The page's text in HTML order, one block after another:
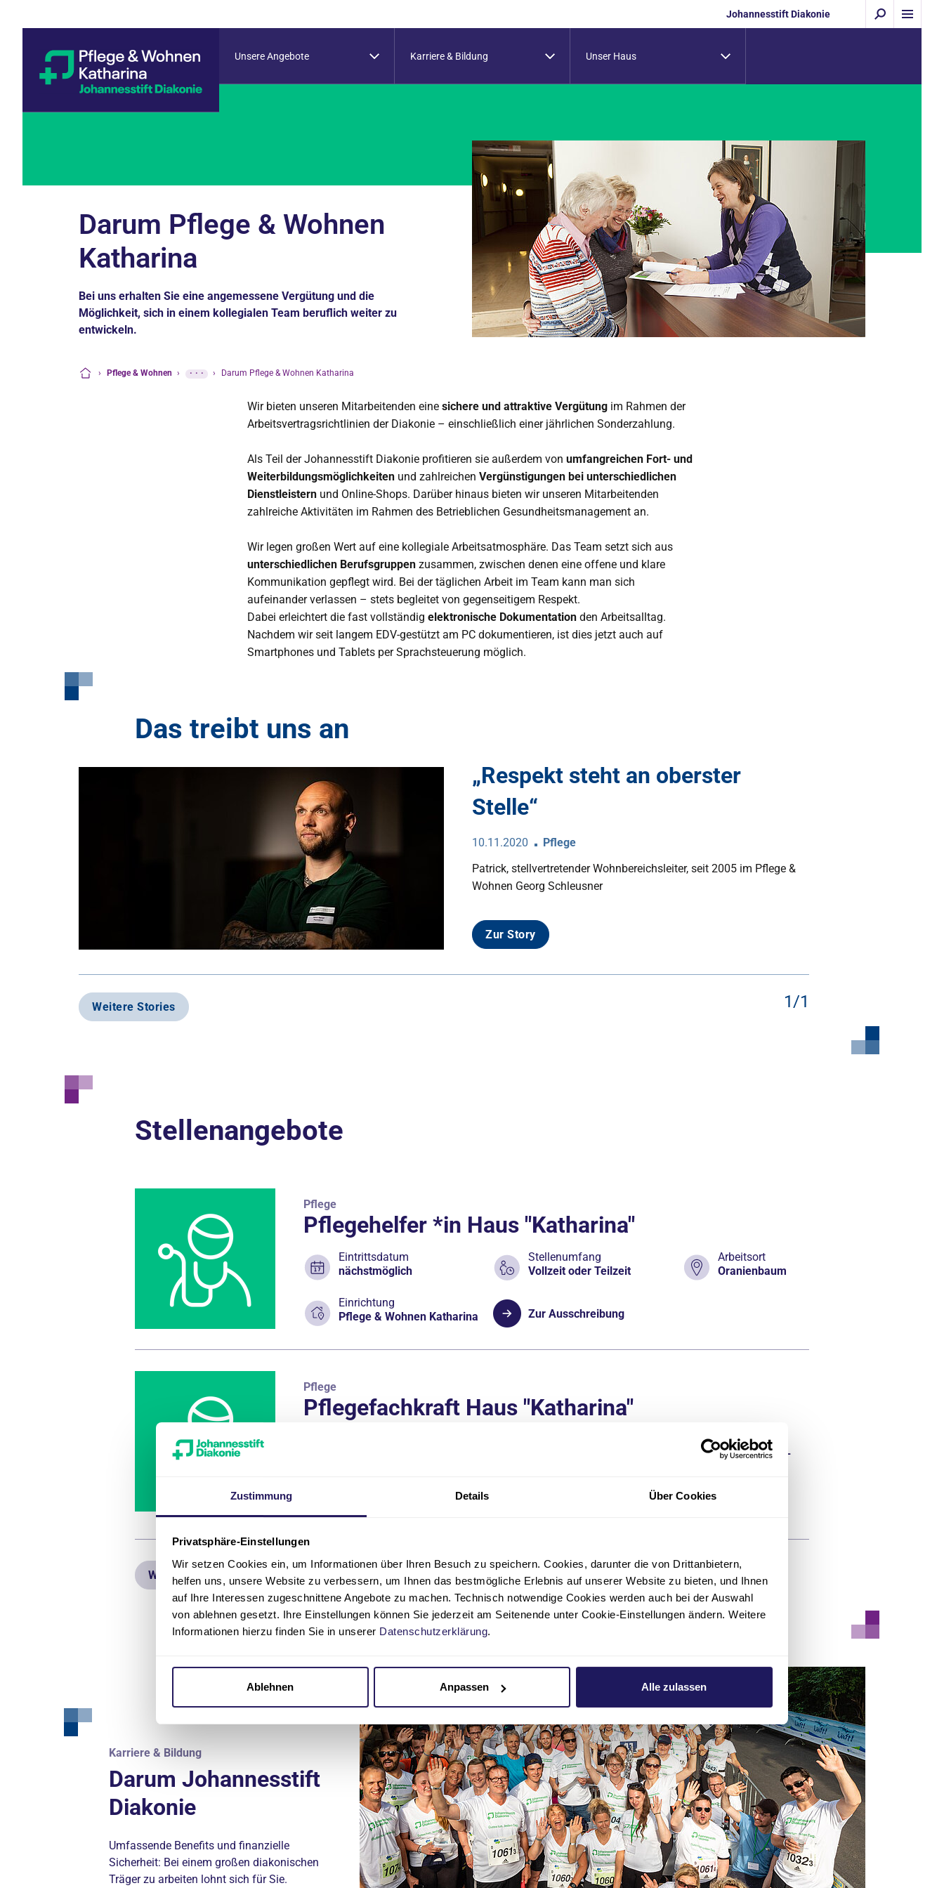
Zustimmung Details Über Cookies
Privatsphäre-Einstellungen
Wir setzen Cookies ein, um Informationen über Ihren Besuch zu speichern. Cookies, darunter die von Drittanbietern,
helfen uns, unsere Website zu verbessern, um Ihnen das bestmögliche Erlebnis auf unserer Website zu bieten, und Ihnen
auf Ihre Interessen zugeschnittene Angebote zu machen. Technisch notwendige Cookies werden auch bei der Auswahl
von ablehnen gesetzt. Ihre Einstellungen können Sie jederzeit am Seitenende unter Cookie-Einstellungen ändern. Weitere
Informationen hierzu finden Sie in unserer Datenschutzerklärung.
Ablehnen Anpassen Alle zulassen
Johannesstift Diakonie
Unsere Angebote Karriere & Bildung Unser Haus
Darum Pflege & Wohnen
Katharina
Bei uns erhalten Sie eine angemessene Vergütung und die
Möglichkeit, sich in einem kollegialen Team beruflich weiter zu
entwickeln.
› Pflege & Wohnen › ··· › Darum Pflege & Wohnen Katharina
Wir bieten unseren Mitarbeitenden eine sichere und attraktive Vergütung im Rahmen der
Arbeitsvertragsrichtlinien der Diakonie – einschließlich einer jährlichen Sonderzahlung.
Als Teil der Johannesstift Diakonie profitieren sie außerdem von umfangreichen Fort- und
Weiterbildungsmöglichkeiten und zahlreichen Vergünstigungen bei unterschiedlichen
Dienstleistern und Online-Shops. Darüber hinaus bieten wir unseren Mitarbeitenden
zahlreiche Aktivitäten im Rahmen des Betrieblichen Gesundheitsmanagement an.
Wir legen großen Wert auf eine kollegiale Arbeitsatmosphäre. Das Team setzt sich aus
unterschiedlichen Berufsgruppen zusammen, zwischen denen eine offene und klare
Kommunikation gepflegt wird. Bei der täglichen Arbeit im Team kann man sich
aufeinander verlassen – stets begleitet von gegenseitigem Respekt.
Dabei erleichtert die fast vollständig elektronische Dokumentation den Arbeitsalltag.
Nachdem wir seit langem EDV-gestützt am PC dokumentieren, ist dies jetzt auch auf
Smartphones und Tablets per Sprachsteuerung möglich.
Das treibt uns an
„Respekt steht an oberster
Stelle“
10.11.2020
Pflege
Patrick, stellvertretender Wohnbereichsleiter, seit 2005 im Pflege &
Wohnen Georg Schleusner
Zur Story
Weitere Stories 1/1
Stellenangebote
Pflege
Pflegehelfer *in Haus "Katharina"
Eintrittsdatum
nächstmöglich
Stellenumfang
Vollzeit oder Teilzeit
Arbeitsort
Oranienbaum
Einrichtung
Pflege & Wohnen Katharina
Zur Ausschreibung
Pflege
Pflegefachkraft Haus "Katharina"
Arbeitsort
Oranienbaum-
Weitere Stellen finden
Karriere & Bildung
Darum Johannesstift
Diakonie
Umfassende Benefits und finanzielle
Sicherheit: Bei einem großen diakonischen
Träger zu arbeiten lohnt sich für Sie.
Karriere & Bildung
Fort- und
Weiterbildungen
Unsere Akademien eröffnen Ihnen die
Möglichkeit, sich beruflich
weiterzuentwickeln.